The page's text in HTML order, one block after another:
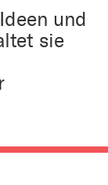
und
sie